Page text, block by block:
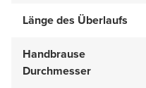
Länge des Überlaufs
Handbrause
Durchmesser